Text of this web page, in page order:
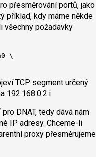
přesměrování portů, jako
příklad, kdy máme někde
všechny požadavky
\
TCP segment určený
192.168.0.2.i
pro DNAT, tedy dává nám
IP adresy. Chceme-li
proxy přesměrujeme